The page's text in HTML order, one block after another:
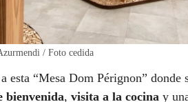
/ Foto cedida
esta “Mesa Dom Pérignon”
bienvenida, visita a la cocina y